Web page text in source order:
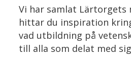
Vi har samlat Lärtorgets
hittar du inspiration
vad utbildning på
till alla som delat med